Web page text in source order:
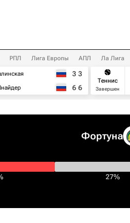
РПЛ Лига Европы АПЛ Ла Лига
3 3
6 6
Теннис
Завершен
Фортуна
27%